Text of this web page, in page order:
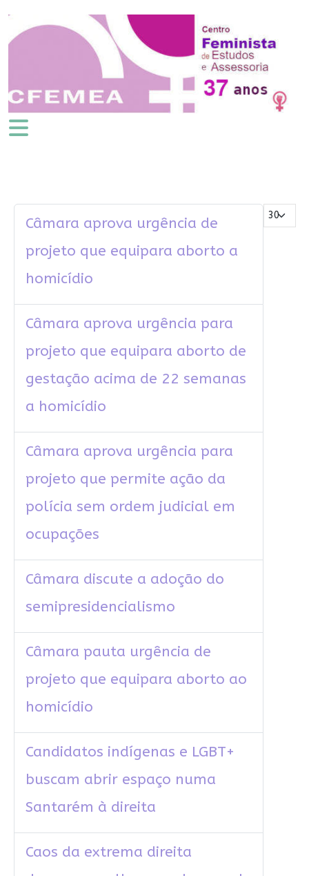
Mostrar #
Câmara aprova urgência de
projeto que equipara aborto a
homicídio
Câmara aprova urgência para
projeto que equipara aborto de
gestação acima de 22 semanas
a homicídio
Câmara aprova urgência para
projeto que permite ação da
polícia sem ordem judicial em
ocupações
Câmara discute a adoção do
semipresidencialismo
Câmara pauta urgência de
projeto que equipara aborto ao
homicídio
Candidatos indígenas e LGBT+
buscam abrir espaço numa
Santarém à direita
Caos da extrema direita